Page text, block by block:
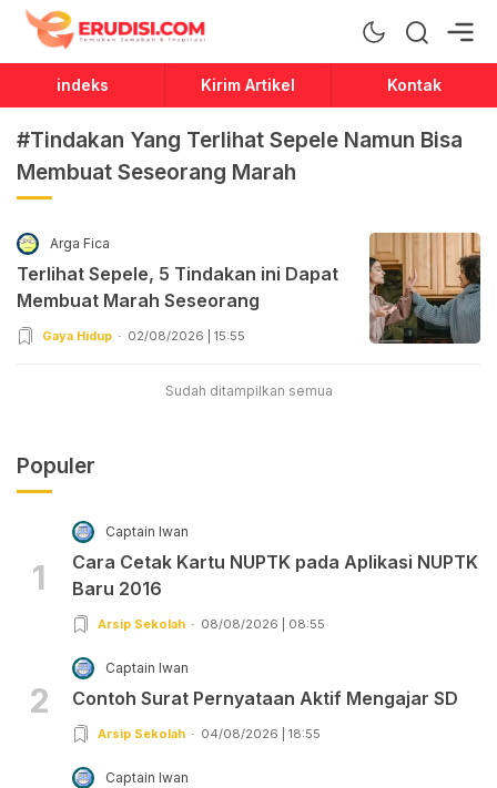
Erudisi
Temukan Jawaban dan Inspirasi
indeks Kirim Artikel Kontak
#Tindakan Yang Terlihat Sepele Namun Bisa
Membuat Seseorang Marah
Arga Fica
Terlihat Sepele, 5 Tindakan ini Dapat
Membuat Marah Seseorang
Gaya Hidup 02/08/2026 | 15:55
Sudah ditampilkan semua
Populer
1
Captain Iwan
Cara Cetak Kartu NUPTK pada Aplikasi NUPTK
Baru 2016
Arsip Sekolah 08/08/2026 | 08:55
2
Captain Iwan
Contoh Surat Pernyataan Aktif Mengajar SD
Arsip Sekolah 04/08/2026 | 18:55
Captain Iwan